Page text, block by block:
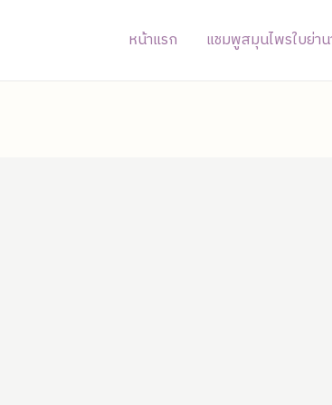
หน้าแรก แชมพูสมุนไพรใบย่าน